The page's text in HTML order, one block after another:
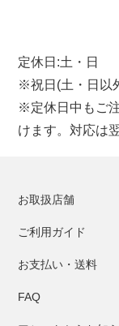
定休日:土・日
※祝日(土・日以
※定休日中もご
けます。対応は
お取扱店舗
ご利用ガイド
お支払い・送料
FAQ